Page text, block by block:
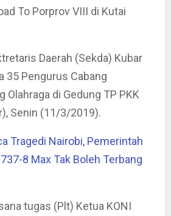
To Porprov VIII di Kutai
Daerah (Sekda) Kubar
35 Pengurus Cabang
Olahraga di Gedung TP PKK
Senin (11/3/2019).
Tragedi Nairobi, Pemerintah
8 Max Tak Boleh Terbang
tugas (Plt) Ketua KONI